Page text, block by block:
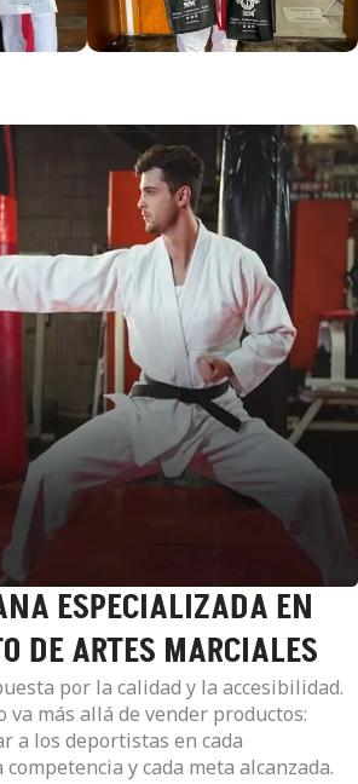
ESPECIALIZADA EN
DE ARTES MARCIALES
por la calidad y la accesibilidad.
va más allá de vender productos:
a los deportistas en cada
y cada meta alcanzada.